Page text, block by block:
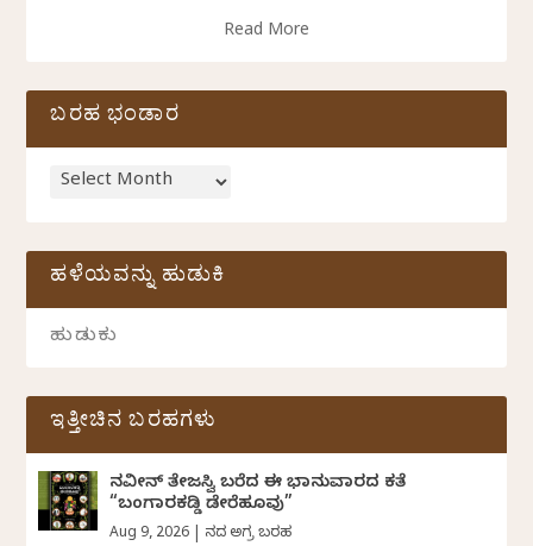
Read More
ಬರಹ ಭಂಡಾರ
ಹಳೆಯವನ್ನು ಹುಡುಕಿ
ಇತ್ತೀಚಿನ ಬರಹಗಳು
ನವೀನ್‌ ತೇಜಸ್ವಿ ಬರೆದ ಈ ಭಾನುವಾರದ ಕತೆ
“ಬಂಗಾರಕಡ್ಡಿ ಡೇರೆಹೂವು”
Aug 9, 2026 ದಿನದ ಅಗ್ರ ಬರಹ